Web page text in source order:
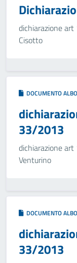
dichiarazione
Cisotto
DOCUMENTO
33/2013
dichiarazione
Venturino
DOCUMENTO
33/2013